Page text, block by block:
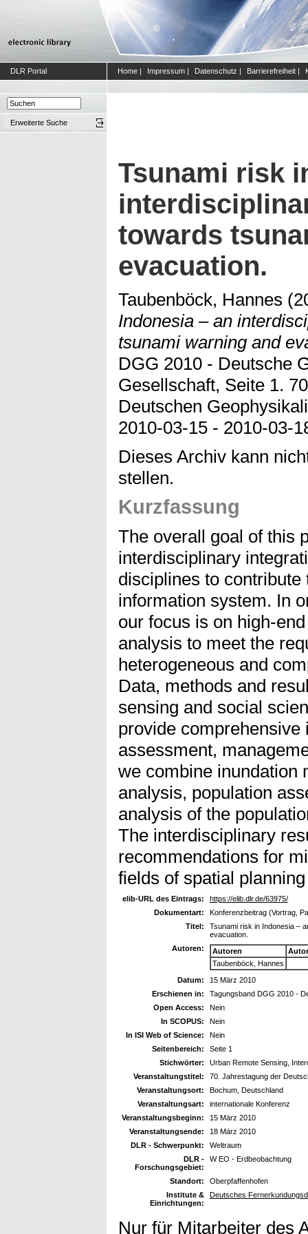
DLR Portal Home | Impressum | Datenschutz | Barrierefreiheit |
Erweiterte Suche
Tsunami risk
towards
evacuation.
Taubenböck, Hannes
Indonesia – an
tsunami warning and
DGG 2010 - Deutsche
Gesellschaft, Seite 1.
Deutschen
2010-03-15 - 2010-03-
Dieses Archiv kann
stellen.
Kurzfassung
The overall goal of this
interdisciplinary
disciplines to
information system. In
our focus is on high-
analysis to meet the
heterogeneous and
Data, methods and
sensing and social
provide
assessment,
we combine inundation
analysis, population
analysis of the
The interdisciplinary
recommendations for
fields of spatial
elib-URL des Eintrags:
https://elib.dlr.de/63975/
Dokumentart:
Konferenzbeitrag (Vortrag,
Titel:
Tsunami risk in Indonesia –
evacuation.
Autoren:
Autoren
Taubenböck, Hannes
Datum:
15 März 2010
Erschienen in:
Tagungsband DGG 2010 -
Open Access:
Nein
In SCOPUS:
Nein
In ISI Web of Science:
Nein
Seitenbereich:
Seite 1
Stichwörter:
Urban Remote Sensing,
Veranstaltungstitel:
70. Jahrestagung der
Veranstaltungsort:
Bochum, Deutschland
Veranstaltungsart:
internationale Konferenz
Veranstaltungsbeginn:
15 März 2010
Veranstaltungsende:
18 März 2010
DLR - Schwerpunkt:
Weltraum
DLR -
Forschungsgebiet:
W EO - Erdbeobachtung
Standort:
Oberpfaffenhofen
Institute &
Einrichtungen:
Deutsches
Nur für Mitarbeiter des